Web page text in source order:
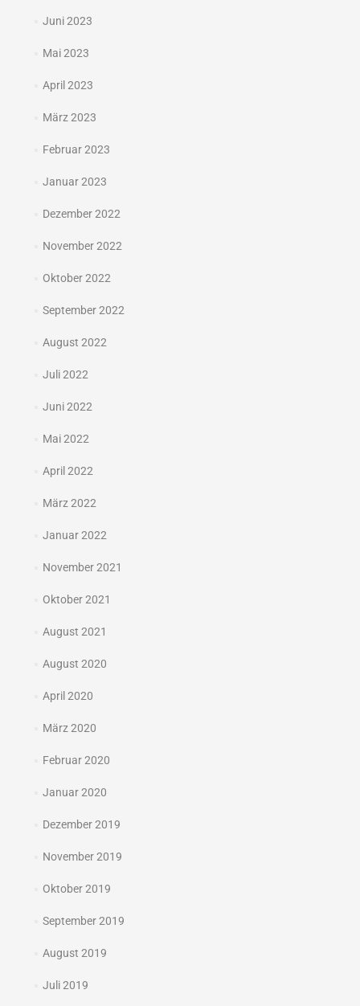
Juni 2023
Mai 2023
April 2023
März 2023
Februar 2023
Januar 2023
Dezember 2022
November 2022
Oktober 2022
September 2022
August 2022
Juli 2022
Juni 2022
Mai 2022
April 2022
März 2022
Januar 2022
November 2021
Oktober 2021
August 2021
August 2020
April 2020
März 2020
Februar 2020
Januar 2020
Dezember 2019
November 2019
Oktober 2019
September 2019
August 2019
Juli 2019